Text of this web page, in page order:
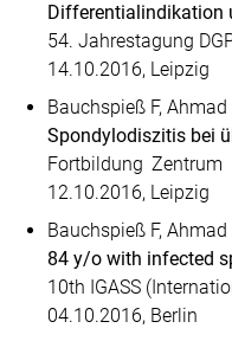
Differentialindikation
54. Jahrestagung
14.10.2016, Leipzig
Bauchspieß F, Ahmad
Spondylodiszitis bei
Fortbildung
12.10.2016, Leipzig
Bauchspieß F, Ahmad
84 y/o with infected
10th IGASS
04.10.2016, Berlin